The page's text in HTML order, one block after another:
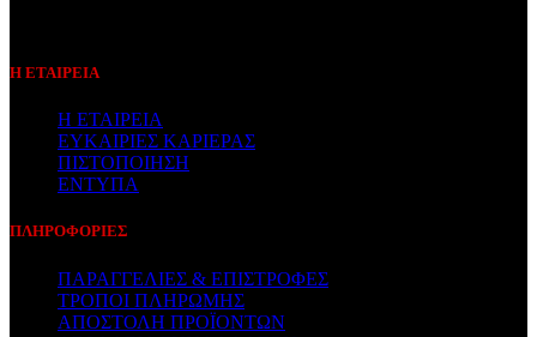
Η ΕΤΑΙΡΕΙΑ
Η ΕΤΑΙΡΕΙΑ
ΕΥΚΑΙΡΙΕΣ ΚΑΡΙΕΡΑΣ
ΠΙΣΤΟΠΟΙΗΣΗ
ΕΝΤΥΠΑ
ΠΛΗΡΟΦΟΡΙΕΣ
ΠΑΡΑΓΓΕΛΙΕΣ & ΕΠΙΣΤΡΟΦΕΣ
ΤΡΟΠΟΙ ΠΛΗΡΩΜΗΣ
ΑΠΟΣΤΟΛΗ ΠΡΟΪΟΝΤΩΝ